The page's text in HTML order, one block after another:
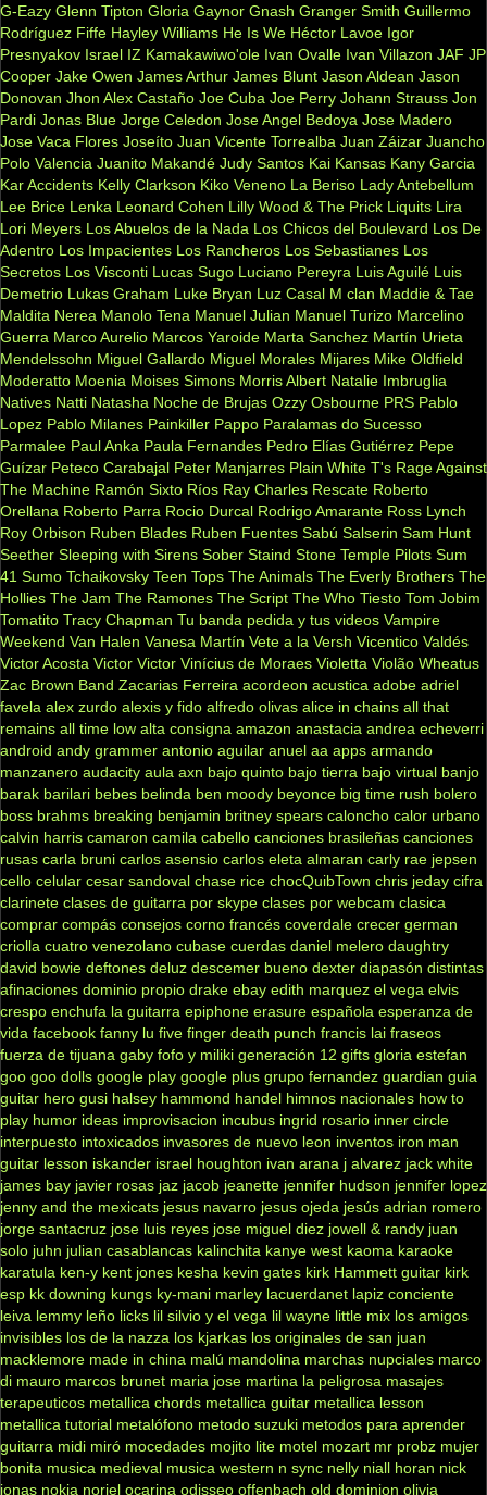
G-Eazy Glenn Tipton Gloria Gaynor Gnash Granger Smith Guillermo
Rodríguez Fiffe Hayley Williams He Is We Héctor Lavoe Igor
Presnyakov Israel IZ Kamakawiwo'ole Ivan Ovalle Ivan Villazon JAF JP
Cooper Jake Owen James Arthur James Blunt Jason Aldean Jason
Donovan Jhon Alex Castaño Joe Cuba Joe Perry Johann Strauss Jon
Pardi Jonas Blue Jorge Celedon Jose Angel Bedoya Jose Madero
Jose Vaca Flores Joseíto Juan Vicente Torrealba Juan Záizar Juancho
Polo Valencia Juanito Makandé Judy Santos Kai Kansas Kany Garcia
Kar Accidents Kelly Clarkson Kiko Veneno La Beriso Lady Antebellum
Lee Brice Lenka Leonard Cohen Lilly Wood & The Prick Liquits Lira
Lori Meyers Los Abuelos de la Nada Los Chicos del Boulevard Los De
Adentro Los Impacientes Los Rancheros Los Sebastianes Los
Secretos Los Visconti Lucas Sugo Luciano Pereyra Luis Aguilé Luis
Demetrio Lukas Graham Luke Bryan Luz Casal M clan Maddie & Tae
Maldita Nerea Manolo Tena Manuel Julian Manuel Turizo Marcelino
Guerra Marco Aurelio Marcos Yaroide Marta Sanchez Martín Urieta
Mendelssohn Miguel Gallardo Miguel Morales Mijares Mike Oldfield
Moderatto Moenia Moises Simons Morris Albert Natalie Imbruglia
Natives Natti Natasha Noche de Brujas Ozzy Osbourne PRS Pablo
Lopez Pablo Milanes Painkiller Pappo Paralamas do Sucesso
Parmalee Paul Anka Paula Fernandes Pedro Elías Gutiérrez Pepe
Guízar Peteco Carabajal Peter Manjarres Plain White T's Rage Against
The Machine Ramón Sixto Ríos Ray Charles Rescate Roberto
Orellana Roberto Parra Rocio Durcal Rodrigo Amarante Ross Lynch
Roy Orbison Ruben Blades Ruben Fuentes Sabú Salserin Sam Hunt
Seether Sleeping with Sirens Sober Staind Stone Temple Pilots Sum
41 Sumo Tchaikovsky Teen Tops The Animals The Everly Brothers The
Hollies The Jam The Ramones The Script The Who Tiesto Tom Jobim
Tomatito Tracy Chapman Tu banda pedida y tus videos Vampire
Weekend Van Halen Vanesa Martín Vete a la Versh Vicentico Valdés
Victor Acosta Victor Victor Vinícius de Moraes Violetta Violão Wheatus
Zac Brown Band Zacarias Ferreira acordeon acustica adobe adriel
favela alex zurdo alexis y fido alfredo olivas alice in chains all that
remains all time low alta consigna amazon anastacia andrea echeverri
android andy grammer antonio aguilar anuel aa apps armando
manzanero audacity aula axn bajo quinto bajo tierra bajo virtual banjo
barak barilari bebes belinda ben moody beyonce big time rush bolero
boss brahms breaking benjamin britney spears caloncho calor urbano
calvin harris camaron camila cabello canciones brasileñas canciones
rusas carla bruni carlos asensio carlos eleta almaran carly rae jepsen
cello celular cesar sandoval chase rice chocQuibTown chris jeday cifra
clarinete clases de guitarra por skype clases por webcam clasica
comprar compás consejos corno francés coverdale crecer german
criolla cuatro venezolano cubase cuerdas daniel melero daughtry
david bowie deftones deluz descemer bueno dexter diapasón distintas
afinaciones dominio propio drake ebay edith marquez el vega elvis
crespo enchufa la guitarra epiphone erasure española esperanza de
vida facebook fanny lu five finger death punch francis lai fraseos
fuerza de tijuana gaby fofo y miliki generación 12 gifts gloria estefan
goo goo dolls google play google plus grupo fernandez guardian guia
guitar hero gusi halsey hammond handel himnos nacionales how to
play humor ideas improvisacion incubus ingrid rosario inner circle
interpuesto intoxicados invasores de nuevo leon inventos iron man
guitar lesson iskander israel houghton ivan arana j alvarez jack white
james bay javier rosas jaz jacob jeanette jennifer hudson jennifer lopez
jenny and the mexicats jesus navarro jesus ojeda jesús adrian romero
jorge santacruz jose luis reyes jose miguel diez jowell & randy juan
solo juhn julian casablancas kalinchita kanye west kaoma karaoke
karatula ken-y kent jones kesha kevin gates kirk Hammett guitar kirk
esp kk downing kungs ky-mani marley lacuerdanet lapiz conciente
leiva lemmy leño licks lil silvio y el vega lil wayne little mix los amigos
invisibles los de la nazza los kjarkas los originales de san juan
macklemore made in china malú mandolina marchas nupciales marco
di mauro marcos brunet maria jose martina la peligrosa masajes
terapeuticos metallica chords metallica guitar metallica lesson
metallica tutorial metalófono metodo suzuki metodos para aprender
guitarra midi miró mocedades mojito lite motel mozart mr probz mujer
bonita musica medieval musica western n sync nelly niall horan nick
jonas nokia noriel ocarina odisseo offenbach old dominion olivia